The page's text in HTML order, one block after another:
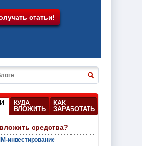
КУДА
ВЛОЖИТЬ
КАК
ЗАРАБОТАТЬ
средства?
инвестирование